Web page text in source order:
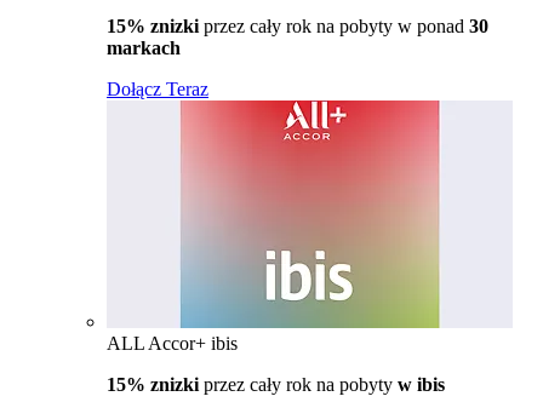
15% znizki przez cały rok na pobyty w ponad 30
markach
Dołącz Teraz
ALL Accor+ ibis
15% znizki przez cały rok na pobyty w ibis